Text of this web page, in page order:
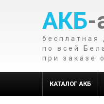
АКБ-
бесплатная
по всей
при заказе
КАТАЛОГ АКБ